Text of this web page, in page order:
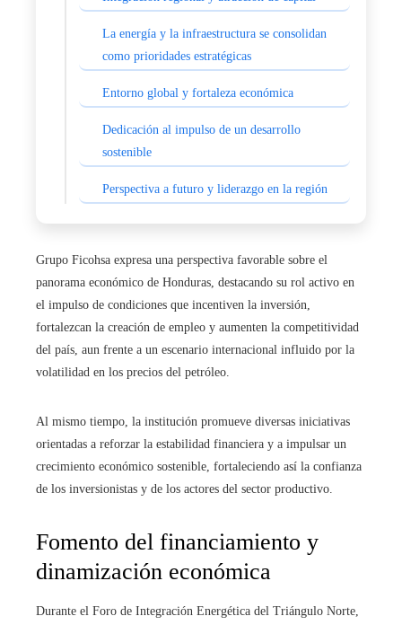
La energía y la infraestructura se consolidan
como prioridades estratégicas
Entorno global y fortaleza económica
Dedicación al impulso de un desarrollo
sostenible
Perspectiva a futuro y liderazgo en la región
Grupo Ficohsa expresa una perspectiva favorable sobre el
panorama económico de Honduras, destacando su rol activo en
el impulso de condiciones que incentiven la inversión,
fortalezcan la creación de empleo y aumenten la competitividad
del país, aun frente a un escenario internacional influido por la
volatilidad en los precios del petróleo.
Al mismo tiempo, la institución promueve diversas iniciativas
orientadas a reforzar la estabilidad financiera y a impulsar un
crecimiento económico sostenible, fortaleciendo así la confianza
de los inversionistas y de los actores del sector productivo.
Fomento del financiamiento y
dinamización económica
Durante el Foro de Integración Energética del Triángulo Norte,